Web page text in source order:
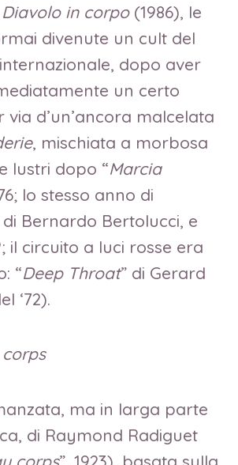
Diavolo in corpo (1986), le
divenute un cult del
dopo aver
un certo
d’un’ancora malcelata
, mischiata a morbosa
lustri dopo “Marcia
lo stesso anno di
di Bernardo Bertolucci, e
il circuito a luci rosse era
“Deep Throat” di Gerard
‘72).
ma in larga parte
di Raymond Radiguet